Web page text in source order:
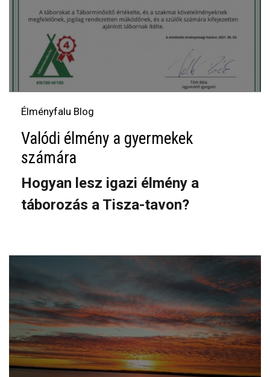
Élményfalu Blog
Valódi élmény a gyermekek
számára
Hogyan lesz igazi élmény a
táborozás a Tisza-tavon?